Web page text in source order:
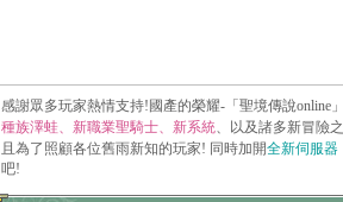
感謝眾多玩家熱情支持!國產的榮耀-「聖境傳說online
種族澤蛙、新職業聖騎士、新系統、以及諸多新冒險
且為了照顧各位舊雨新知的玩家! 同時加開全新伺服器
吧!